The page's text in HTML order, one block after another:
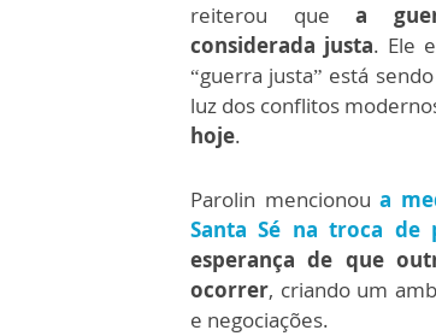
reiterou que a
considerada justa. Ele
“guerra justa” está
luz dos conflitos
hoje.
Parolin mencionoua
Santa Sé na troca de
esperança de que
ocorrer, criando um
e negociações.